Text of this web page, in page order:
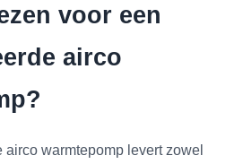
voor een
airco
warmtepomp levert zowel